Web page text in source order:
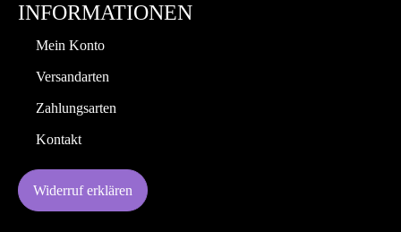
INFORMATIONEN
Mein Konto
Versandarten
Zahlungsarten
Kontakt
Widerruf erklären